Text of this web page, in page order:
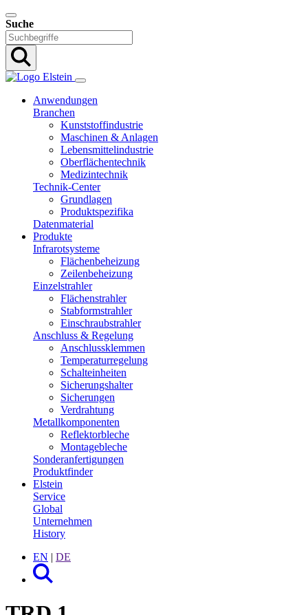
Suche
Anwendungen
Branchen
Kunststoffindustrie
Maschinen & Anlagen
Lebensmittelindustrie
Oberflächentechnik
Medizintechnik
Technik-Center
Grundlagen
Produktspezifika
Datenmaterial
Produkte
Infrarotsysteme
Flächenbeheizung
Zeilenbeheizung
Einzelstrahler
Flächenstrahler
Stabformstrahler
Einschraubstrahler
Anschluss & Regelung
Anschlussklemmen
Temperaturregelung
Schalteinheiten
Sicherungshalter
Sicherungen
Verdrahtung
Metall­komponenten
Reflektorbleche
Montagebleche
Sonder­anfertigungen
Produktfinder
Elstein
Service
Global
Unternehmen
History
EN | DE